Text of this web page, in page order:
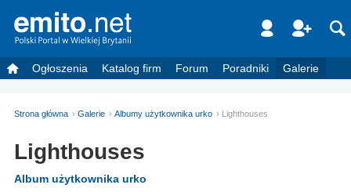
Ogłoszenia Katalog firm Forum Poradniki Galerie
Strona główna Galerie Albumy użytkownika urko Lighthouses
Lighthouses
Album użytkownika urko